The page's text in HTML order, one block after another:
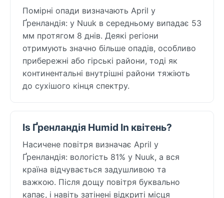
Помірні опади визначають April у
Ґренландія: у Nuuk в середньому випадає 53
мм протягом 8 днів. Деякі регіони
отримують значно більше опадів, особливо
прибережні або гірські райони, тоді як
континентальні внутрішні райони тяжіють
до сухішого кінця спектру.
Is Ґренландія Humid In квітень?
Насичене повітря визначає April у
Ґренландія: вологість 81% у Nuuk, а вся
країна відчувається задушливою та
важкою. Після дощу повітря буквально
капає, і навіть затінені відкриті місця